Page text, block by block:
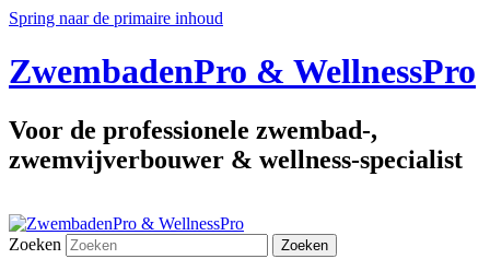
Spring naar de primaire inhoud
ZwembadenPro & WellnessPro
Voor de professionele zwembad-,
zwemvijverbouwer & wellness-specialist
Zoeken